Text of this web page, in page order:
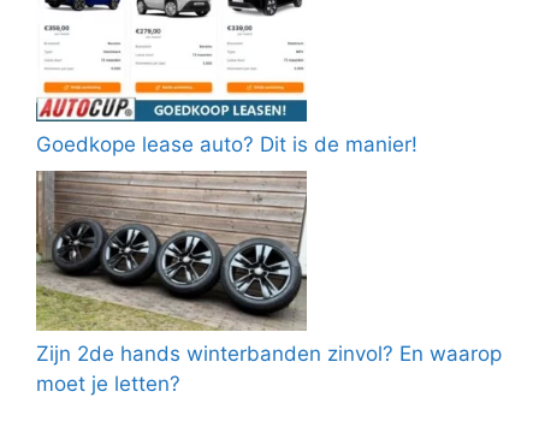
Goedkope lease auto? Dit is de manier!
Zijn 2de hands winterbanden zinvol? En waarop
moet je letten?